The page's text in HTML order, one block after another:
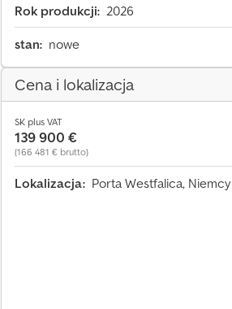
Rok produkcji: 2026
stan: nowe
Cena i lokalizacja
SK plus VAT
139 900 €
(166 481 € brutto)
Lokalizacja: Porta Westfalica, Niemcy